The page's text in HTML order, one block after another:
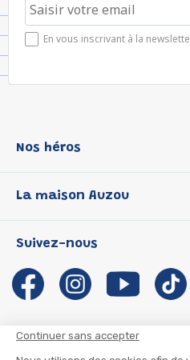
Continuer sans accepter
En vous inscrivant à la
Nos héros
P'tit Loup
Les Influenceuses
Migali
Petite Taupe
La maison Auzou
Notre histoire
Auzou s'engage
Auteurs et illustrateurs Auzou
Suivez-nous